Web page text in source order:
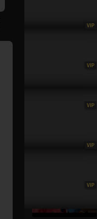
VIP
VIP
VIP
VIP
VIP
被威脅當場反殺公子不手軟！